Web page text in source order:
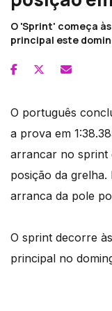
O 'Sprint' começa
principal este
O português
a prova em
arrancar no sprint
posição da grelha.
arranca da pole
O sprint decorre
principal no